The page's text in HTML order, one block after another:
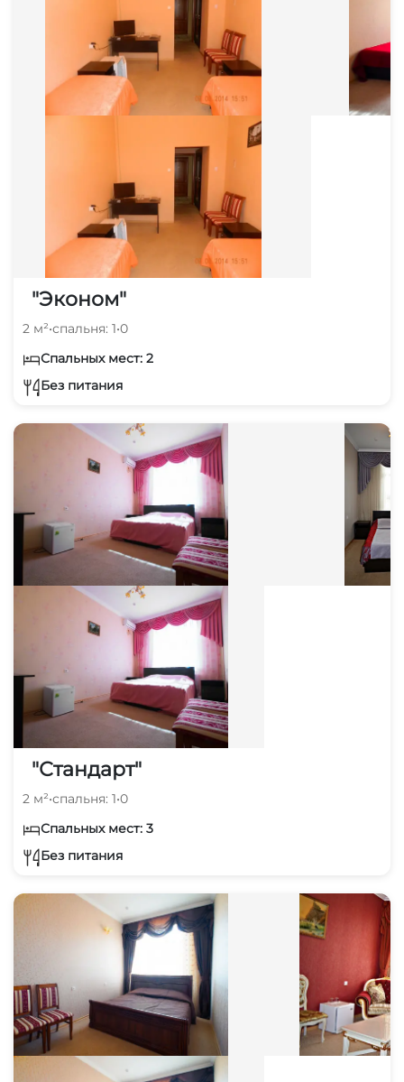
"Эконом"
2 м²•спальня: 1•0
Спальных мест: 2
Без питания
"Стандарт"
2 м²•спальня: 1•0
Спальных мест: 3
Без питания